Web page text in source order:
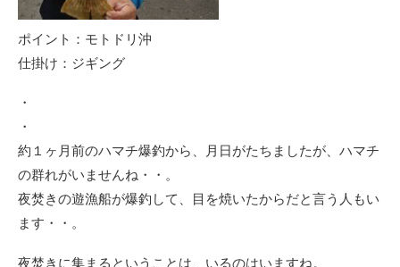
ポイント：モトドリ沖
仕掛け：ジギング
・
・
約１ヶ月前のハマチ爆釣から、月日がたちましたが、ハマチ
の群れがいませんね・・。
夜焚きの遊漁船が爆釣して、目を焼いたからだと言う人もい
ます・・。
夜焚きに集まるということは、いるのはいますね。